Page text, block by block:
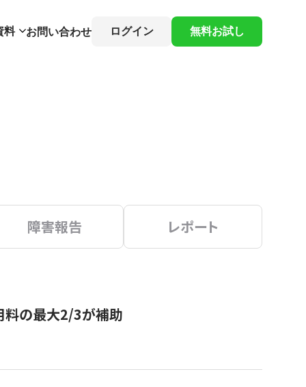
料 お問い合わせ ログイン 無料お試し
障害報告 レポート
料の最大2/3が補助